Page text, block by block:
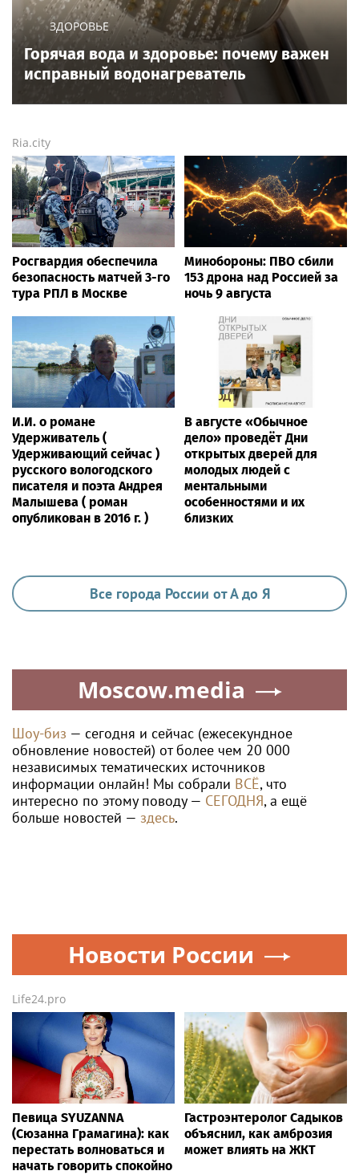
ЗДОРОВЬЕ
Горячая вода и здоровье: почему важен
исправный водонагреватель
Ria.city
Росгвардия обеспечила
безопасность матчей 3-го
тура РПЛ в Москве
Минобороны: ПВО сбили
153 дрона над Россией за
ночь 9 августа
И.И. о романе
Удерживатель (
Удерживающий сейчас )
русского вологодского
писателя и поэта Андрея
Малышева ( роман
опубликован в 2016 г. )
В августе «Обычное
дело» проведёт Дни
открытых дверей для
молодых людей с
ментальными
особенностями и их
близких
Все города России от А до Я
Moscow.media
Шоу-биз — сегодня и сейчас (ежесекундное
обновление новостей) от более чем 20 000
независимых тематических источников
информации онлайн! Мы собрали ВСЁ, что
интересно по этому поводу — СЕГОДНЯ, а ещё
больше новостей — здесь.
Новости России
Life24.pro
Певица SYUZANNA
(Сюзанна Грамагина): как
перестать волноваться и
начать говорить спокойно
Гастроэнтеролог Садыков
объяснил, как амброзия
может влиять на ЖКТ